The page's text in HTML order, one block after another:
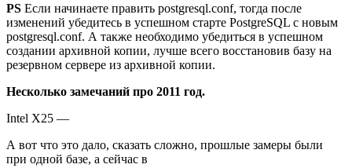
PS Если начинаете править postgresql.conf, тогда после
изменений убедитесь в успешном старте PostgreSQL c новым
postgresql.conf. А также необходимо убедиться в успешном
создании архивной копии, лучше всего восстановив базу на
резервном сервере из архивной копии.
Несколько замечаний про 2011 год.
Intel X25 —
А вот что это дало, сказать сложно, прошлые замеры были
при одной базе, а сейчас в